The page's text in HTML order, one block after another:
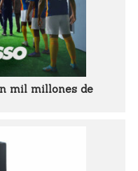
mil millones de